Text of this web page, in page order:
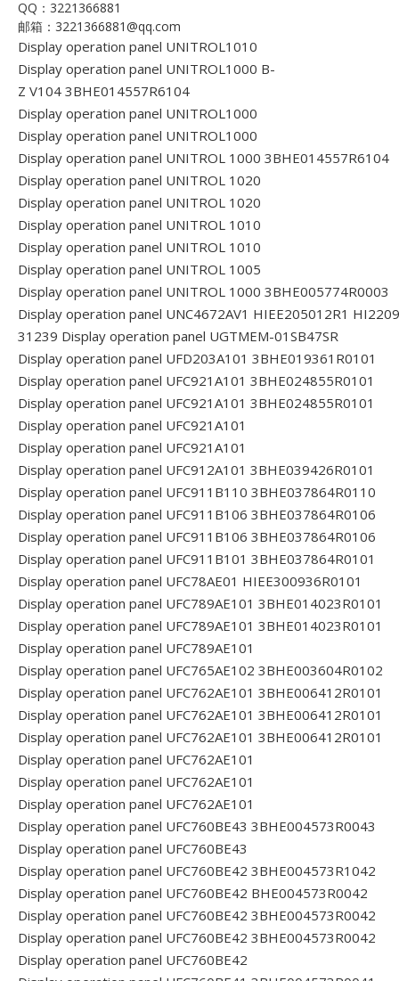
QQ：3221366881
邮箱：3221366881@qq.com
Display operation panel UNITROL1010
Display operation panel UNITROL1000 B-
Z V104 3BHE014557R6104
Display operation panel UNITROL1000
Display operation panel UNITROL1000
Display operation panel UNITROL 1000 3BHE014557R6104
Display operation panel UNITROL 1020
Display operation panel UNITROL 1020
Display operation panel UNITROL 1010
Display operation panel UNITROL 1010
Display operation panel UNITROL 1005
Display operation panel UNITROL 1000 3BHE005774R0003
Display operation panel UNC4672AV1 HIEE205012R1
31239 Display operation panel UGTMEM-01SB47SR
Display operation panel UFD203A101 3BHE019361R0101
Display operation panel UFC921A101 3BHE024855R0101
Display operation panel UFC921A101 3BHE024855R0101
Display operation panel UFC921A101
Display operation panel UFC921A101
Display operation panel UFC912A101 3BHE039426R0101
Display operation panel UFC911B110 3BHE037864R0110
Display operation panel UFC911B106 3BHE037864R0106
Display operation panel UFC911B106 3BHE037864R0106
Display operation panel UFC911B101 3BHE037864R0101
Display operation panel UFC78AE01 HIEE300936R0101
Display operation panel UFC789AE101 3BHE014023R0101
Display operation panel UFC789AE101 3BHE014023R0101
Display operation panel UFC789AE101
Display operation panel UFC765AE102 3BHE003604R0102
Display operation panel UFC762AE101 3BHE006412R0101
Display operation panel UFC762AE101 3BHE006412R0101
Display operation panel UFC762AE101 3BHE006412R0101
Display operation panel UFC762AE101
Display operation panel UFC762AE101
Display operation panel UFC762AE101
Display operation panel UFC760BE43 3BHE004573R0043
Display operation panel UFC760BE43
Display operation panel UFC760BE42 3BHE004573R1042
Display operation panel UFC760BE42 BHE004573R0042
Display operation panel UFC760BE42 3BHE004573R0042
Display operation panel UFC760BE42 3BHE004573R0042
Display operation panel UFC760BE42